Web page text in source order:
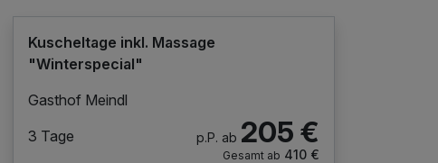
Kuscheltage inkl. Massage
"Winterspecial"
Gasthof Meindl
3 Tage
p.P. ab 205 €
Gesamt ab 410 €